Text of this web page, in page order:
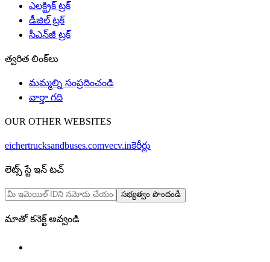
ఎలక్ట్రిక్ ట్రక్
డీజిల్ ట్రక్
సీఎన్‌జీ ట్రక్
త్వరిత లింక్‌లు
మమ్మల్ని సంప్రదించండి
వార్తా గది
OUR OTHER WEBSITES
eichertrucksandbuses.comvecv.inకెరీర్లు
లెట్స్ స్టే ఇన్ టచ్
సభ్యత్వం పొందండి
మాతో కనెక్ట్ అవ్వండి